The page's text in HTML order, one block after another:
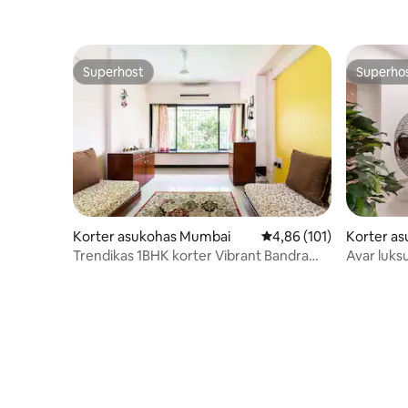
Superhost
Superhost
Korter asukohas Mumbai Keskmine hinnang
4,86 (101)
Trendikas 1BHK korter Vibrant Bandra
Korter
Avar